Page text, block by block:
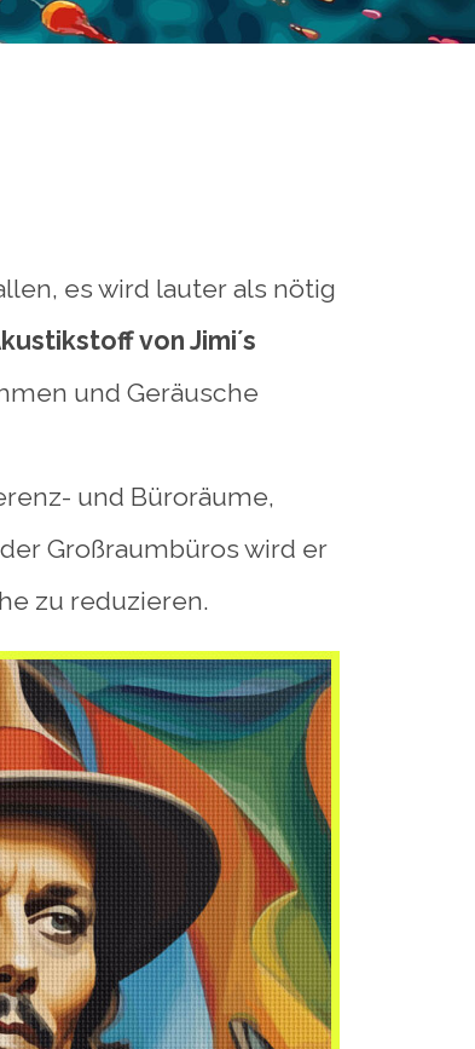
es wird lauter als nötig
von Jimi´s
und Geräusche
und Büroräume,
Großraumbüros wird er
zu reduzieren.